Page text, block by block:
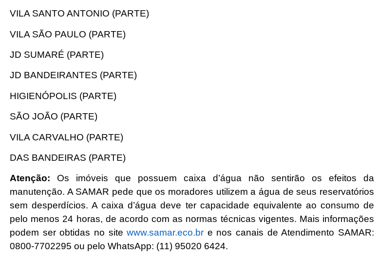
VILA SANTO ANTONIO (PARTE)
VILA SÃO PAULO (PARTE)
JD SUMARÉ (PARTE)
JD BANDEIRANTES (PARTE)
HIGIENÓPOLIS (PARTE)
SÃO JOÃO (PARTE)
VILA CARVALHO (PARTE)
DAS BANDEIRAS (PARTE)
Atenção: Os imóveis que possuem caixa d’água não sentirão os efeitos da
manutenção. A SAMAR pede que os moradores utilizem a água de seus reservatórios
sem desperdícios. A caixa d’água deve ter capacidade equivalente ao consumo de
pelo menos 24 horas, de acordo com as normas técnicas vigentes. Mais informações
podem ser obtidas no sitewww.samar.eco.br e nos canais de Atendimento SAMAR:
0800-7702295 ou pelo WhatsApp: (11) 95020 6424.